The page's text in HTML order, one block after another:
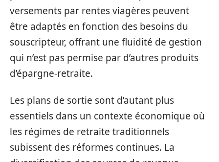
versements par rentes viagères peuvent
être adaptés en fonction des besoins du
souscripteur, offrant une fluidité de gestion
qui n’est pas permise par d’autres produits
d’épargne-retraite.
Les plans de sortie sont d’autant plus
essentiels dans un contexte économique où
les régimes de retraite traditionnels
subissent des réformes continues. La